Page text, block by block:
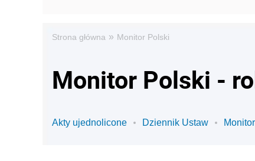
Strona główna » Monitor Polski
Monitor Polski -
Akty ujednolicone Dziennik Ustaw